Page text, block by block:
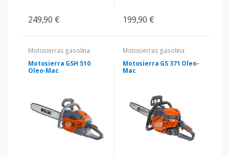
249,90 € 199,90 €
Motosierras gasolina
Motosierra GSH 510
Oleo-Mac
Motosierras gasolina
Motosierra GS 371 Oleo-
Mac